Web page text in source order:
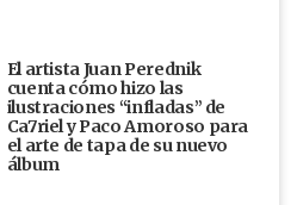
El artista Juan Perednik
cuenta cómo hizo las
ilustraciones “infladas” de
Ca7riel y Paco Amoroso para
el arte de tapa de su nuevo
álbum